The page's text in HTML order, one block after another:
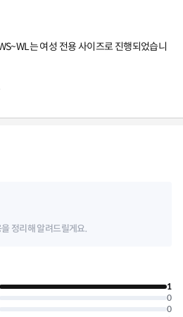
는 여성 전용 사이즈로 진행되었습니